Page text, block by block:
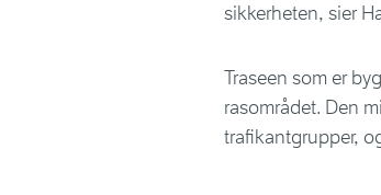
sikkerheten, sier
Traseen som er
rasområdet. Den
trafikantgrupper,